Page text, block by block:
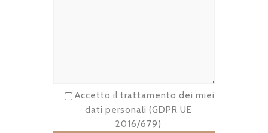
Accetto il trattamento dei miei
dati personali (GDPR UE
2016/679)